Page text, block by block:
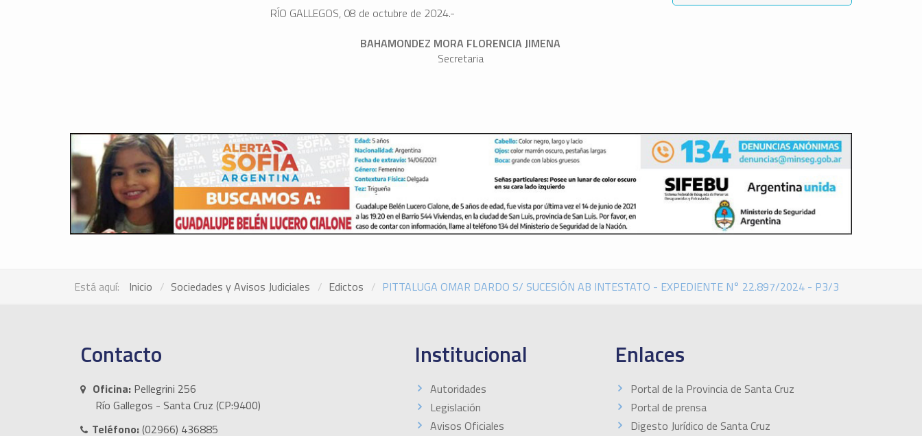
RÍO GALLEGOS, 08 de octubre de 2024.-
BAHAMONDEZ MORA FLORENCIA JIMENA
Secretaria
Está aquí: Inicio Sociedades y Avisos Judiciales Edictos PITTALUGA OMAR DARDO S/ SUCESIÓN AB INTESTATO - EXPEDIENTE N° 22.897/2024 - P3/3
Contacto
Oficina: Pellegrini 256
Río Gallegos - Santa Cruz (CP:9400)
Teléfono:(02966) 436885
Institucional
Autoridades
Legislación
Avisos Oficiales
Enlaces
Portal de la Provincia de Santa Cruz
Portal de prensa
Digesto Jurídico de Santa Cruz